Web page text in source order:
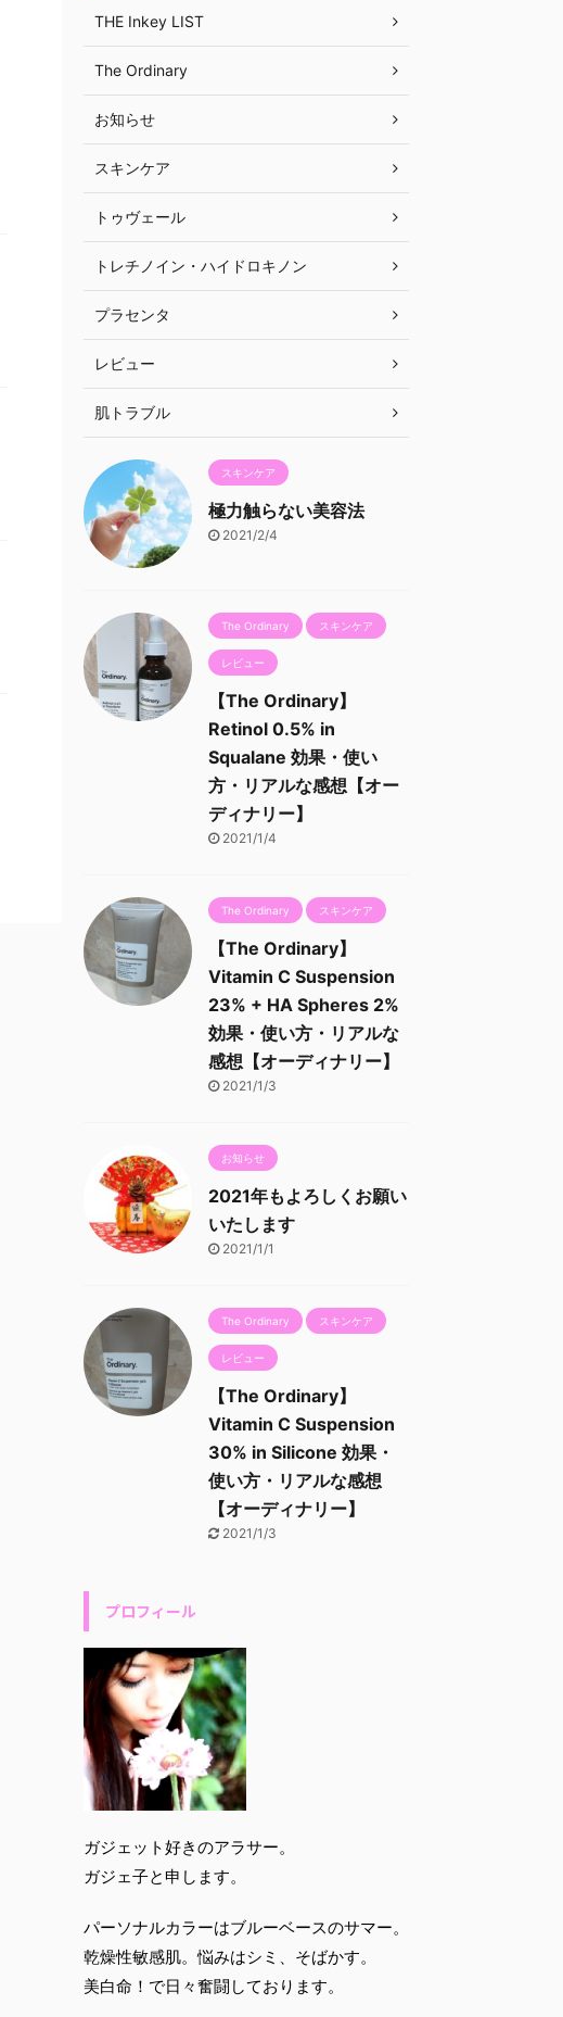
THE Inkey LIST
The Ordinary
お知らせ
スキンケア
トゥヴェール
トレチノイン・ハイドロキノン
プラセンタ
レビュー
肌トラブル
スキンケア
極力触らない美容法
2021/2/4
The Ordinary スキンケア
レビュー
【The Ordinary】
Retinol 0.5% in
Squalane 効果・使い
方・リアルな感想【オー
ディナリー】
2021/1/4
The Ordinary スキンケア
【The Ordinary】
Vitamin C Suspension
23% + HA Spheres 2%
効果・使い方・リアルな
感想【オーディナリー】
2021/1/3
お知らせ
2021年もよろしくお願い
いたします
2021/1/1
The Ordinary スキンケア
レビュー
【The Ordinary】
Vitamin C Suspension
30% in Silicone 効果・
使い方・リアルな感想
【オーディナリー】
2021/1/3
プロフィール
ガジェット好きのアラサー。
ガジェ子と申します。
パーソナルカラーはブルーベースのサマー。
乾燥性敏感肌。悩みはシミ、そばかす。
美白命！で日々奮闘しております。